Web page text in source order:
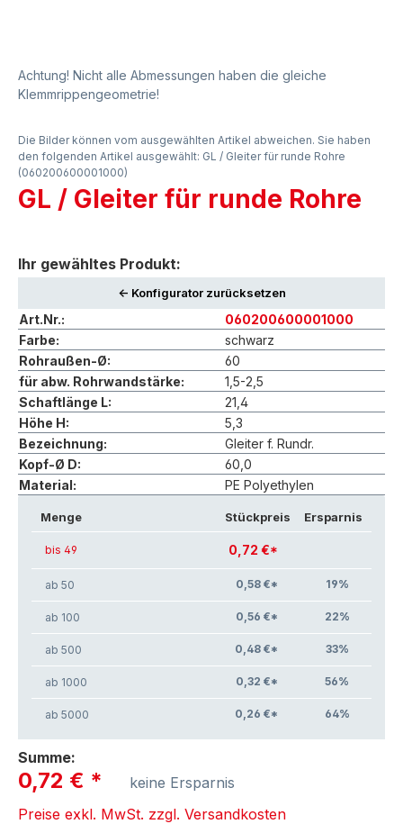
Achtung! Nicht alle Abmessungen haben die gleiche
Klemmrippengeometrie!
Die Bilder können vom ausgewählten Artikel abweichen. Sie haben
den folgenden Artikel ausgewählt: GL / Gleiter für runde Rohre
(060200600001000)
GL / Gleiter für runde Rohre
Ihr gewähltes Produkt:
<- Konfigurator zurücksetzen
Art.Nr.:
060200600001000
Farbe:
schwarz
Rohraußen-Ø:
60
für abw. Rohrwandstärke:
1,5-2,5
Schaftlänge L:
21,4
Höhe H:
5,3
Bezeichnung:
Gleiter f. Rundr.
Kopf-Ø D:
60,0
Material:
PE Polyethylen
Menge Stückpreis Ersparnis
bis 49 0,72 €*
ab 50 0,58 €* 19%
ab 100 0,56 €* 22%
ab 500 0,48 €* 33%
ab 1000 0,32 €* 56%
ab 5000 0,26 €* 64%
Summe:
0,72 € *
keine Ersparnis
Preise exkl. MwSt. zzgl. Versandkosten